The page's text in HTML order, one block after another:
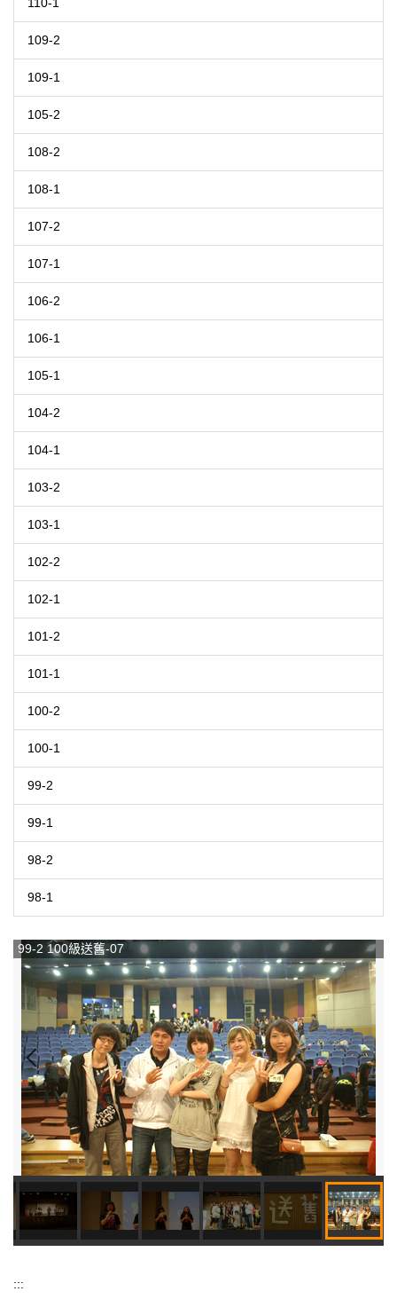
110-1
109-2
109-1
105-2
108-2
108-1
107-2
107-1
106-2
106-1
105-1
104-2
104-1
103-2
103-1
102-2
102-1
101-2
101-1
100-2
100-1
99-2
99-1
98-2
98-1
99-2 100級送舊-07
:::